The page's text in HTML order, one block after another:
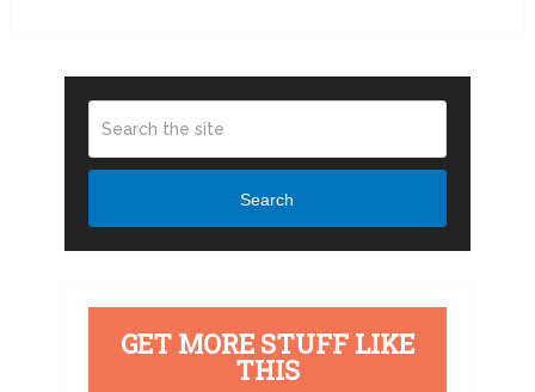
Search
GET MORE STUFF LIKE
THIS